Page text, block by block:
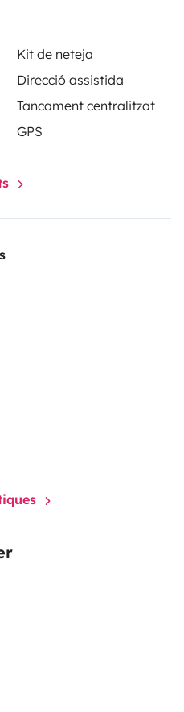
lors de plus forte
au road trip et de
en solo ,en amoureux, en
mais possibilité de
les plus grandes famille
Kit de neteja
Direcció assistida
Tancament centralitzat
GPS